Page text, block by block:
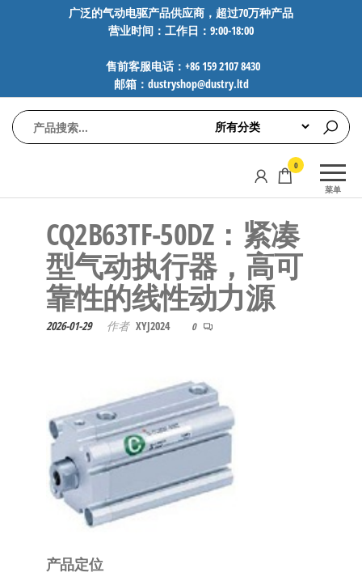
广泛的气动电驱产品供应商，超过70万种产品
营业时间：工作日：9:00-18:00
售前客服电话：+86 159 2107 8430
邮箱：dustryshop@dustry.ltd
动
FESTO、
AVENTICS等
品牌气动
元件，超
过88万种
工业自动
化零部
菜单
0
CQ2B63TF-50DZ：紧凑
型气动执行器，高可
靠性的线性动力源
2026-01-29 作者 XYJ2024 0
产品定位